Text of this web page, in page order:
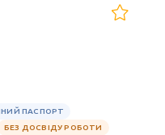
ПАСПОРТ
БЕЗ ДОСВІДУ РОБОТИ